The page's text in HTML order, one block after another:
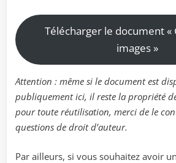
Télécharger le document «
images »
Attention : même si le document est
publiquement ici, il reste la propriété
pour toute réutilisation, merci de le
questions de droit d’auteur.
Par ailleurs, si vous souhaitez avoir